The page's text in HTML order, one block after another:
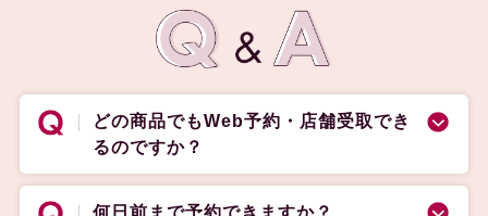
どの商品でもWeb予約・店舗受取でき
るのですか？
何日前まで予約できますか？